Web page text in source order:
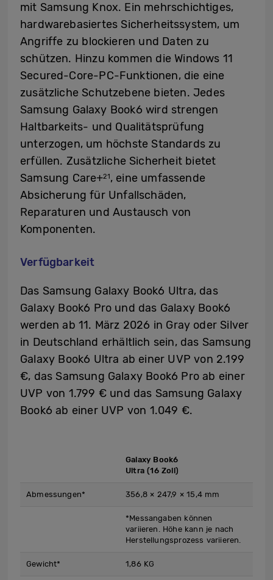
mit Samsung Knox. Ein mehrschichtiges,
hardwarebasiertes Sicherheitssystem, um
Angriffe zu blockieren und Daten zu
schützen. Hinzu kommen die Windows 11
Secured-Core-PC-Funktionen, die eine
zusätzliche Schutzebene bieten. Jedes
Samsung Galaxy Book6 wird strengen
Haltbarkeits- und Qualitätsprüfung
unterzogen, um höchste Standards zu
erfüllen. Zusätzliche Sicherheit bietet
Samsung Care+21, eine umfassende
Absicherung für Unfallschäden,
Reparaturen und Austausch von
Komponenten.
Verfügbarkeit
Das Samsung Galaxy Book6 Ultra, das
Galaxy Book6 Pro und das Galaxy Book6
werden ab 11. März 2026 in Gray oder Silver
in Deutschland erhältlich sein, das Samsung
Galaxy Book6 Ultra ab einer UVP von 2.199
€, das Samsung Galaxy Book6 Pro ab einer
UVP von 1.799 € und das Samsung Galaxy
Book6 ab einer UVP von 1.049 €.
Galaxy Book6
Ultra (16 Zoll)
Abmessungen* 356,8 × 247,9 × 15,4 mm
*Messangaben können
variieren. Höhe kann je nach
Herstellungsprozess variieren.
Gewicht* 1,86 KG